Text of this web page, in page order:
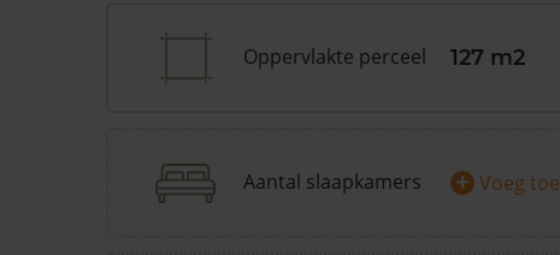
Oppervlakte perceel 127 m2
Aantal slaapkamers + Voeg toe